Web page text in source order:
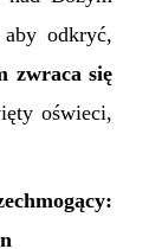
odkryć,
zwraca się
oświeci,